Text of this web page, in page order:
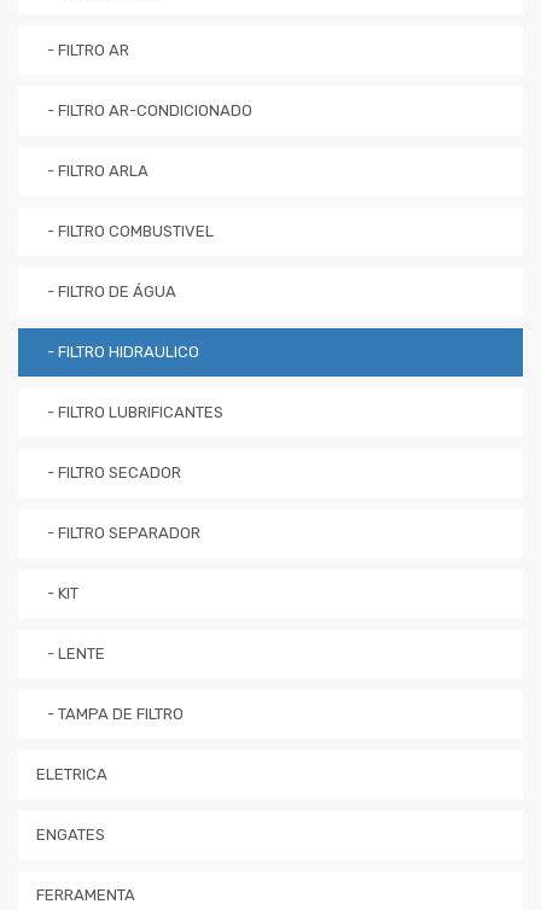
- FILTRO AR
- FILTRO AR-CONDICIONADO
- FILTRO ARLA
- FILTRO COMBUSTIVEL
- FILTRO DE ÁGUA
- FILTRO HIDRAULICO
- FILTRO LUBRIFICANTES
- FILTRO SECADOR
- FILTRO SEPARADOR
- KIT
- LENTE
- TAMPA DE FILTRO
ELETRICA
ENGATES
FERRAMENTA